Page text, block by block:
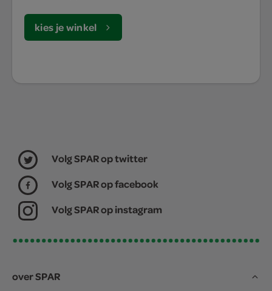
kies je winkel
Volg SPAR op twitter
Volg SPAR op facebook
Volg SPAR op instagram
over SPAR